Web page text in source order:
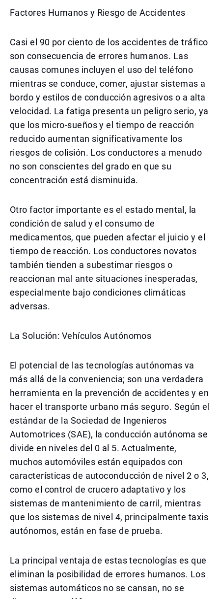
Factores Humanos y Riesgo de Accidentes
Casi el 90 por ciento de los accidentes de tráfico
son consecuencia de errores humanos. Las
causas comunes incluyen el uso del teléfono
mientras se conduce, comer, ajustar sistemas a
bordo y estilos de conducción agresivos o a alta
velocidad. La fatiga presenta un peligro serio, ya
que los micro-sueños y el tiempo de reacción
reducido aumentan significativamente los
riesgos de colisión. Los conductores a menudo
no son conscientes del grado en que su
concentración está disminuida.
Otro factor importante es el estado mental, la
condición de salud y el consumo de
medicamentos, que pueden afectar el juicio y el
tiempo de reacción. Los conductores novatos
también tienden a subestimar riesgos o
reaccionan mal ante situaciones inesperadas,
especialmente bajo condiciones climáticas
adversas.
La Solución: Vehículos Autónomos
El potencial de las tecnologías autónomas va
más allá de la conveniencia; son una verdadera
herramienta en la prevención de accidentes y en
hacer el transporte urbano más seguro. Según el
estándar de la Sociedad de Ingenieros
Automotrices (SAE), la conducción autónoma se
divide en niveles del 0 al 5. Actualmente,
muchos automóviles están equipados con
características de autoconducción de nivel 2 o 3,
como el control de crucero adaptativo y los
sistemas de mantenimiento de carril, mientras
que los sistemas de nivel 4, principalmente taxis
autónomos, están en fase de prueba.
La principal ventaja de estas tecnologías es que
eliminan la posibilidad de errores humanos. Los
sistemas automáticos no se cansan, no se